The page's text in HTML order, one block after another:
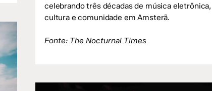
celebrando três décadas de música eletrônica,
cultura e comunidade em Amsterã.
Fonte: The Nocturnal Times